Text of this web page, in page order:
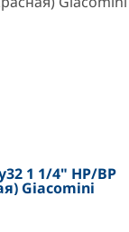
1 1/4" НР/ВР
Giacomini